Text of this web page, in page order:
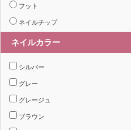
フット
ネイルチップ
ネイルカラー
シルバー
グレー
グレージュ
ブラウン